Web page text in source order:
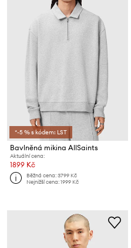
*-5 % s kódem: LST
Bavlněná mikina AllSaints
Aktuální cena:
1899 Kč
Běžná cena:3799 Kč
Nejnižší cena:1999 Kč